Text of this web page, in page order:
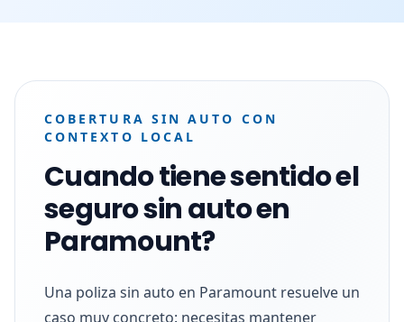
COBERTURA SIN AUTO CON
CONTEXTO LOCAL
Cuando tiene sentido el
seguro sin auto en
Paramount?
Una poliza sin auto en Paramount resuelve un
caso muy concreto: necesitas mantener